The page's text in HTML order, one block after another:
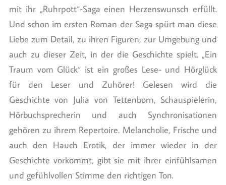
mit ihr „Ruhrpott“-Saga einen Herzenswunsch erfüllt.
Und schon im ersten Roman der Saga spürt man diese
Liebe zum Detail, zu ihren Figuren, zur Umgebung und
auch zu dieser Zeit, in der die Geschichte spielt. „Ein
Traum vom Glück“ ist ein großes Lese- und Hörglück
für den Leser und Zuhörer! Gelesen wird die
Geschichte von Julia von Tettenborn, Schauspielerin,
Hörbuchsprecherin und auch Synchronisationen
gehören zu ihrem Repertoire. Melancholie, Frische und
auch den Hauch Erotik, der immer wieder in der
Geschichte vorkommt, gibt sie mit ihrer einfühlsamen
und gefühlvollen Stimme den richtigen Ton.